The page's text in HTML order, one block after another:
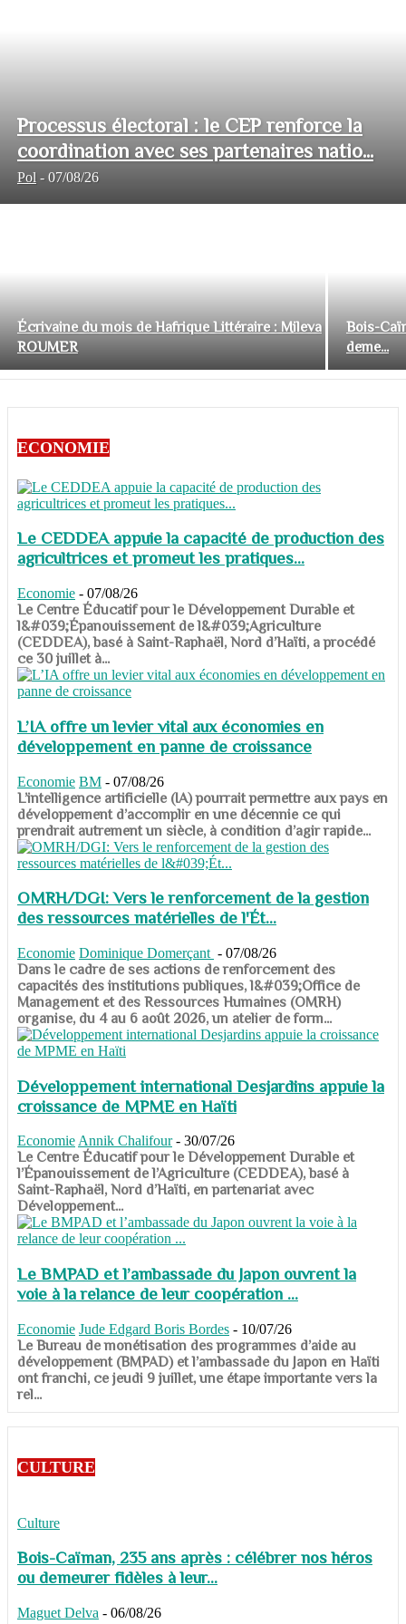
Processus électoral : le CEP renforce la
coordination avec ses partenaires natio...
Pol - 07/08/26
Écrivaine du mois de Hafrique Littéraire : Mileva
ROUMER
Bois-
deme...
ECONOMIE
Le CEDDEA appuie la capacité de production des
agricultrices et promeut les pratiques...
Economie - 07/08/26
​​​​​​​Le Centre Éducatif pour le Développement Durable et
l&#039;Épanouissement de l&#039;Agriculture
(CEDDEA), basé à Saint-Raphaël, Nord d’Haïti, a procédé
ce 30 juillet à...
L’IA offre un levier vital aux économies en
développement en panne de croissance
Economie BM - 07/08/26
​​​​​​​L’intelligence artificielle (IA) pourrait permettre aux pays en
développement d’accomplir en une décennie ce qui
prendrait autrement un siècle, à condition d’agir rapide...
OMRH/DGI: Vers le renforcement de la gestion
des ressources matérielles de l'Ét...
Economie Dominique Domerçant - 07/08/26
Dans le cadre de ses actions de renforcement des
capacités des institutions publiques, l&#039;Office de
Management et des Ressources Humaines (OMRH)
organise, du 4 au 6 août 2026, un atelier de form...
Développement international Desjardins appuie la
croissance de MPME en Haïti
Economie Annik Chalifour - 30/07/26
​​​​​​​Le Centre Éducatif pour le Développement Durable et
l’Épanouissement de l’Agriculture (CEDDEA), basé à
Saint-Raphaël, Nord d’Haïti, en partenariat avec
Développement...
Le BMPAD et l’ambassade du Japon ouvrent la
voie à la relance de leur coopération ...
Economie Jude Edgard Boris Bordes - 10/07/26
​​​​​​​Le Bureau de monétisation des programmes d’aide au
développement (BMPAD) et l’ambassade du Japon en Haïti
ont franchi, ce jeudi 9 juillet, une étape importante vers la
rel...
CULTURE
Culture
Bois-Caïman, 235 ans après : célébrer nos héros
ou demeurer fidèles à leur...
Maguet Delva - 06/08/26